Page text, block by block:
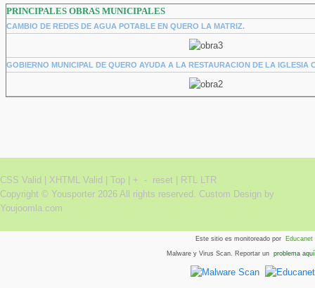
PRINCIPALES OBRAS MUNICIPALES
CAMBIO DE REDES DE AGUA POTABLE EN QUERO LA MATRIZ.
GOBIERNO MUNICIPAL DE QUERO AYUDA A LA RESTAURACION DE LA IGLESIA
CSS Valid | XHTML Valid | Top + - reset RTL LTR
Copyright © Yousporter 2026 All rights reserved. Custom Design by
Youjoomla.com
Este sitio es monitoreado por Educanet
Malware y Virus Scan. Reportar un problema aquí